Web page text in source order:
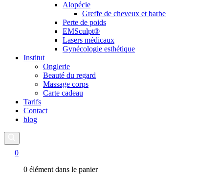
Alopécie
Greffe de cheveux et barbe
Perte de poids
EMSculpt®
Lasers médicaux
Gynécologie esthétique
Institut
Onglerie
Beauté du regard
Massage corps
Carte cadeau
Tarifs
Contact
blog
0
0 élément dans le panier